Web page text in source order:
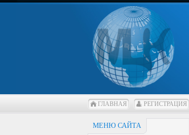
ГЛАВНАЯ РЕГИСТРАЦИЯ
МЕНЮ САЙТА